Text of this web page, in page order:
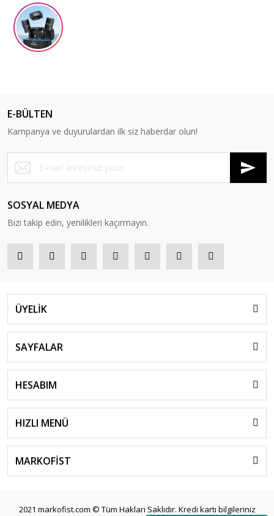
E-BÜLTEN
Kampanya ve duyurulardan ilk siz haberdar olun!
SOSYAL MEDYA
Bizi takip edin, yenilikleri kaçırmayın.
ÜYELİK
SAYFALAR
HESABIM
HIZLI MENÜ
MARKOFİST
2021 markofist.com © Tüm Hakları Saklıdır. Kredi kartı bilgileriniz